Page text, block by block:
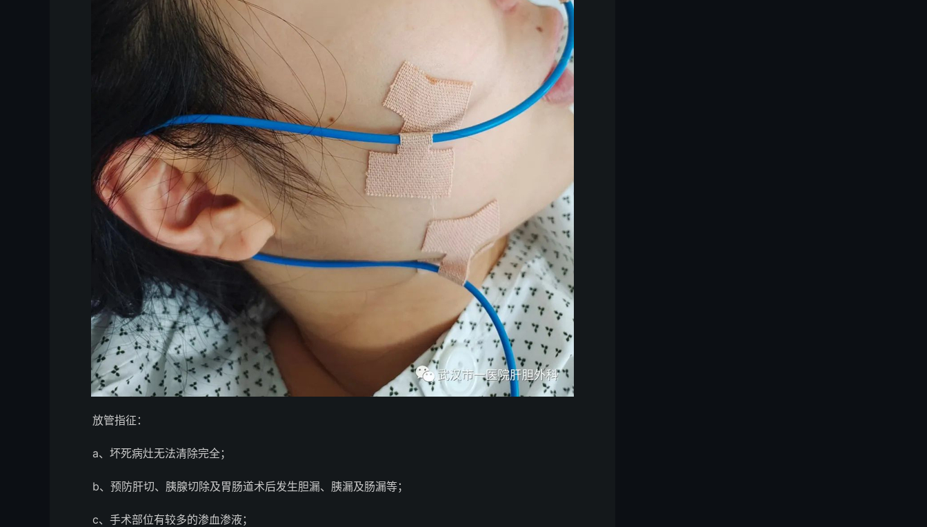
放管指征：
a、坏死病灶无法清除完全；
b、预防肝切、胰腺切除及胃肠道术后发生胆漏、胰漏及肠漏等；
c、手术部位有较多的渗血渗液；